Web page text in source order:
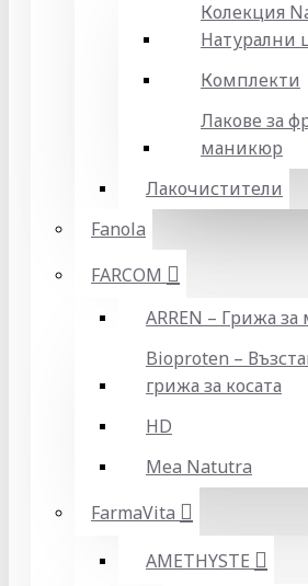
Колекция
Натурални
Комплекти
Лакове за
маникюр
Лакочистители
Fanola
FARCOM
ARREN – Грижа
Bioproten –
грижа за косата
HD
Mea Natutra
FarmaVita
AMETHYSTE